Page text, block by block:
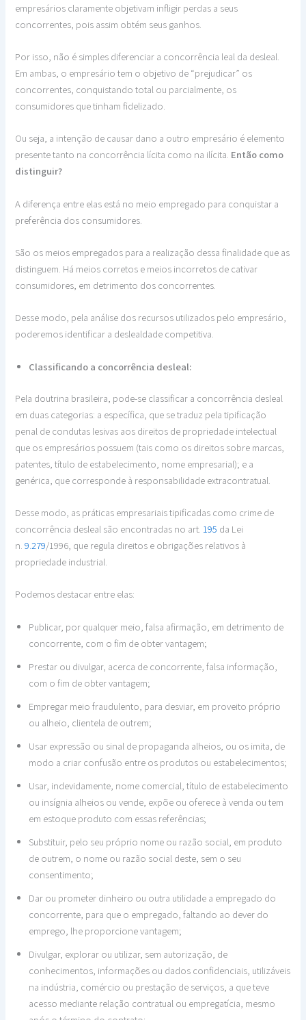
empresários claramente objetivam infligir perdas a seus
concorrentes, pois assim obtém seus ganhos.
Por isso, não é simples diferenciar a concorrência leal da desleal.
Em ambas, o empresário tem o objetivo de “prejudicar” os
concorrentes, conquistando total ou parcialmente, os
consumidores que tinham fidelizado.
Ou seja, a intenção de causar dano a outro empresário é elemento
presente tanto na concorrência lícita como na ilícita. Então como
distinguir?
A diferença entre elas está no meio empregado para conquistar a
preferência dos consumidores.
São os meios empregados para a realização dessa finalidade que as
distinguem. Há meios corretos e meios incorretos de cativar
consumidores, em detrimento dos concorrentes.
Desse modo, pela análise dos recursos utilizados pelo empresário,
poderemos identificar a deslealdade competitiva.
Classificando a concorrência desleal:
Pela doutrina brasileira, pode-se classificar a concorrência desleal
em duas categorias: a específica, que se traduz pela tipificação
penal de condutas lesivas aos direitos de propriedade intelectual
que os empresários possuem (tais como os direitos sobre marcas,
patentes, título de estabelecimento, nome empresarial); e a
genérica, que corresponde à responsabilidade extracontratual.
Desse modo, as práticas empresariais tipificadas como crime de
concorrência desleal são encontradas no art. 195 da Lei
n.9.279/1996, que regula direitos e obrigações relativos à
propriedade industrial.
Podemos destacar entre elas:
Publicar, por qualquer meio, falsa afirmação, em detrimento de
concorrente, com o fim de obter vantagem;
Prestar ou divulgar, acerca de concorrente, falsa informação,
com o fim de obter vantagem;
Empregar meio fraudulento, para desviar, em proveito próprio
ou alheio, clientela de outrem;
Usar expressão ou sinal de propaganda alheios, ou os imita, de
modo a criar confusão entre os produtos ou estabelecimentos;
Usar, indevidamente, nome comercial, título de estabelecimento
ou insígnia alheios ou vende, expõe ou oferece à venda ou tem
em estoque produto com essas referências;
Substituir, pelo seu próprio nome ou razão social, em produto
de outrem, o nome ou razão social deste, sem o seu
consentimento;
Dar ou prometer dinheiro ou outra utilidade a empregado do
concorrente, para que o empregado, faltando ao dever do
emprego, lhe proporcione vantagem;
Divulgar, explorar ou utilizar, sem autorização, de
conhecimentos, informações ou dados confidenciais, utilizáveis
na indústria, comércio ou prestação de serviços, a que teve
acesso mediante relação contratual ou empregatícia, mesmo